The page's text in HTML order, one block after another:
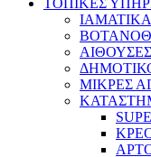
ΤΟΠΙΚΕΣ
ΜΙΚΡΕΣ